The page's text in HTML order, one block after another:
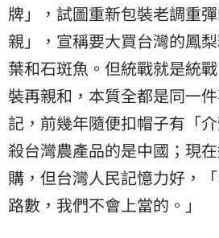
牌」，試圖重新包裝老調重
親」，宣稱要大買台灣的鳳
葉和石斑魚。但統戰就是統
裝再親和，本質全都是同一
記，前幾年隨便扣帽子有「
殺台灣農產品的是中國；現
購，但台灣人民記憶力好，
路數，我們不會上當的。」